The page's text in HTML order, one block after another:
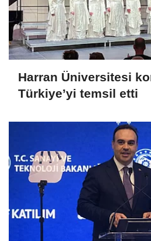
Harran Üniversitesi
Türkiye’yi temsil etti